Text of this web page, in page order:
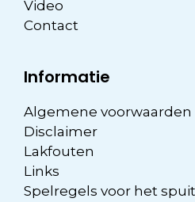
Video
Contact
Informatie
Algemene voorwaarden
Disclaimer
Lakfouten
Links
Spelregels voor het